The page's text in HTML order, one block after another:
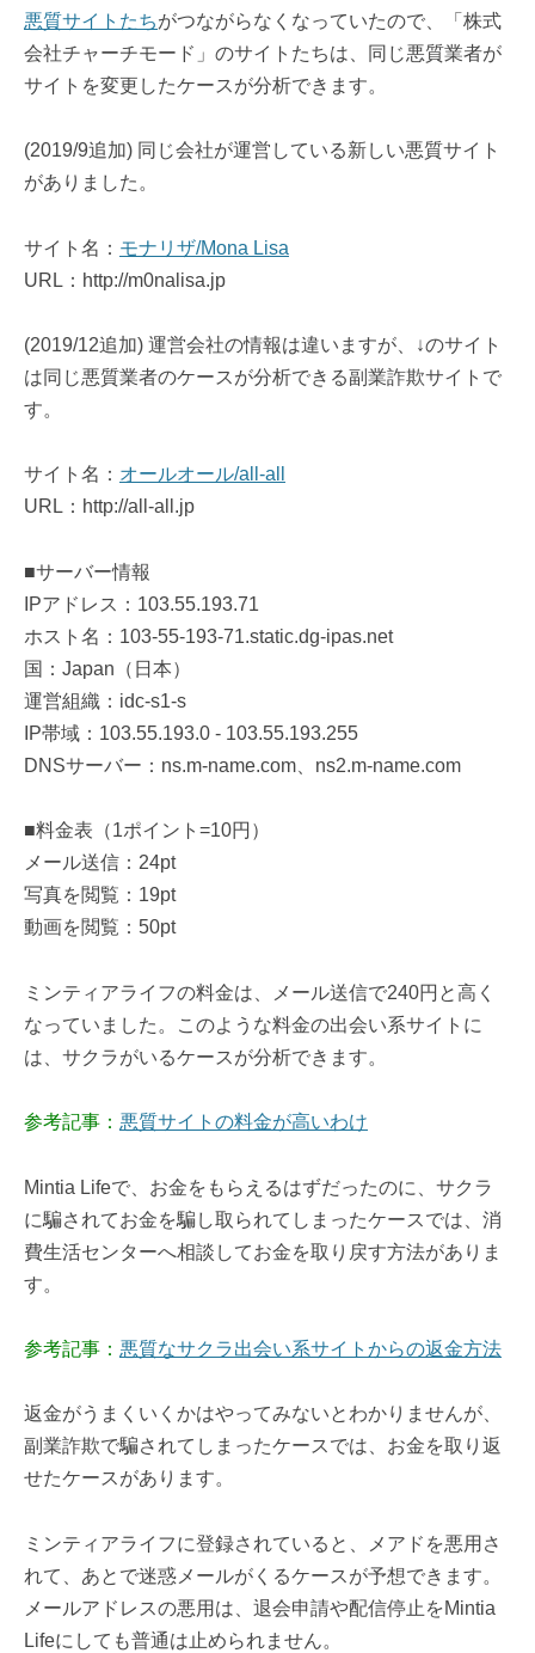
悪質サイトたちがつながらなくなっていたので、「株式
会社チャーチモード」のサイトたちは、同じ悪質業者が
サイトを変更したケースが分析できます。
(2019/9追加) 同じ会社が運営している新しい悪質サイト
がありました。
サイト名： モナリザ/Mona Lisa
URL：http://m0nalisa.jp
(2019/12追加) 運営会社の情報は違いますが、↓のサイト
は同じ悪質業者のケースが分析できる副業詐欺サイトで
す。
サイト名： オールオール/all-all
URL：http://all-all.jp
■サーバー情報
IPアドレス：103.55.193.71
ホスト名：103-55-193-71.static.dg-ipas.net
国：Japan（日本）
運営組織：idc-s1-s
IP帯域：103.55.193.0 - 103.55.193.255
DNSサーバー：ns.m-name.com、ns2.m-name.com
■料金表（1ポイント=10円）
メール送信：24pt
写真を閲覧：19pt
動画を閲覧：50pt
ミンティアライフの料金は、メール送信で240円と高く
なっていました。このような料金の出会い系サイトに
は、サクラがいるケースが分析できます。
参考記事： 悪質サイトの料金が高いわけ
Mintia Lifeで、お金をもらえるはずだったのに、サクラ
に騙されてお金を騙し取られてしまったケースでは、消
費生活センターへ相談してお金を取り戻す方法がありま
す。
参考記事： 悪質なサクラ出会い系サイトからの返金方法
返金がうまくいくかはやってみないとわかりませんが、
副業詐欺で騙されてしまったケースでは、お金を取り返
せたケースがあります。
ミンティアライフに登録されていると、メアドを悪用さ
れて、あとで迷惑メールがくるケースが予想できます。
メールアドレスの悪用は、退会申請や配信停止をMintia
Lifeにしても普通は止められません。